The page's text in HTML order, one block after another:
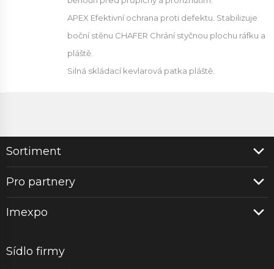
APEX Efektivní ochrana proti defektu. Stabilizuje
boční stěnu CHAFER Chrání styčnou plochu ráfku a
pláště.
Silná skládací kevlarová patka pláště.
Sortiment
Pro partnery
Imexpo
Sídlo firmy